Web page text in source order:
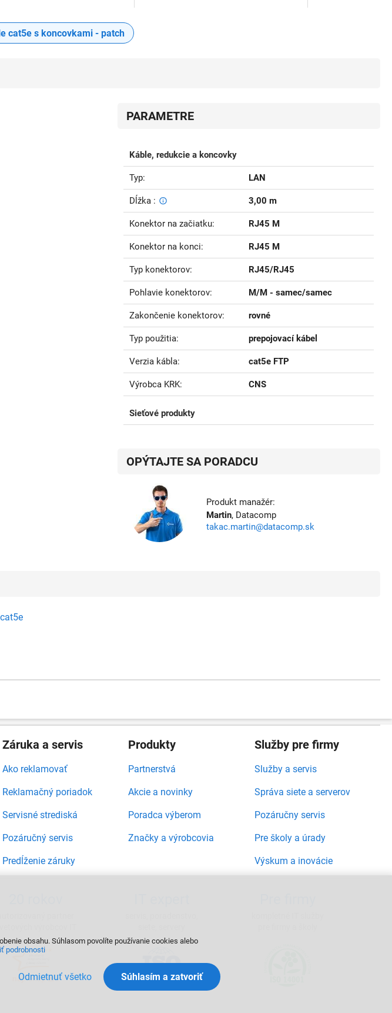
cat5e s koncovkami - patch
PARAMETRE
Káble, redukcie a koncovky
Typ LAN
Dĺžka 3,00 m
Konektor na začiatku RJ45 M
Konektor na konci RJ45 M
Typ konektorov RJ45/RJ45
Pohlavie konektorov M/M - samec/samec
Zakončenie konektorov rovné
Typ použitia prepojovací kábel
Verzia kábla cat5e FTP
Výrobca KRK CNS
Sieťové produkty
OPÝTAJTE SA PORADCU
Produkt manažér:
Martin, Datacomp
takac.martin@datacomp.sk
cat5e
Záruka a servis
Ako reklamovať
Reklamačný poriadok
Servisné strediská
Pozáručný servis
Predĺženie záruky
Produkty
Partnerstvá
Akcie a novinky
Poradca výberom
Značky a výrobcovia
Služby pre firmy
Služby a servis
Správa siete a serverov
Pozáručny servis
Pre školy a úrady
Výskum a inovácie
obsahu. Súhlasom povolíte používanie cookies alebo
podrobnosti
Odmietnuť všetko Súhlasím a zatvoriť